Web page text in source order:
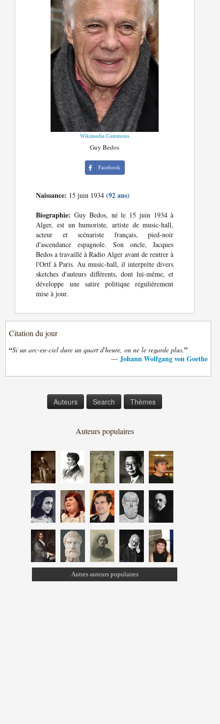
Wikimedia Commons
Guy Bedos
Facebook
Naissance: 15 juin 1934(92 ans)
Biographie: Guy Bedos, né le 15 juin 1934 à
Alger, est un humoriste, artiste de music-hall,
acteur et scénariste français, pied-noir
d'ascendance espagnole. Son oncle, Jacques
Bedos a travaillé à Radio Alger avant de rentrer à
l'Ortf à Paris. Au music-hall, il interprète divers
sketches d'auteurs différents, dont lui-même, et
développe une satire politique régulièrement
mise à jour.
Citation du jour
“Si un arc-en-ciel dure un quart d'heure, on ne le regarde plus.”
— Johann Wolfgang von Goethe
Auteurs Search Thèmes
Auteurs populaires
Autres auteurs populaires